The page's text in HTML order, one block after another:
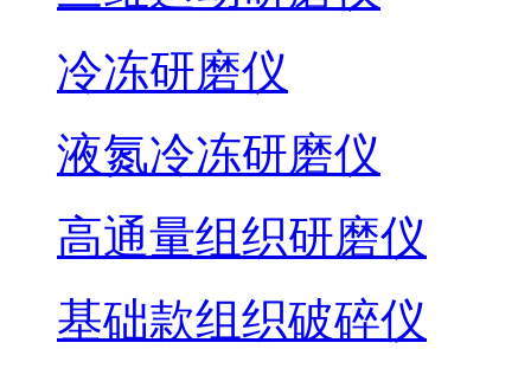
冷冻研磨仪
液氮冷冻研磨仪
高通量组织研磨仪
基础款组织破碎仪